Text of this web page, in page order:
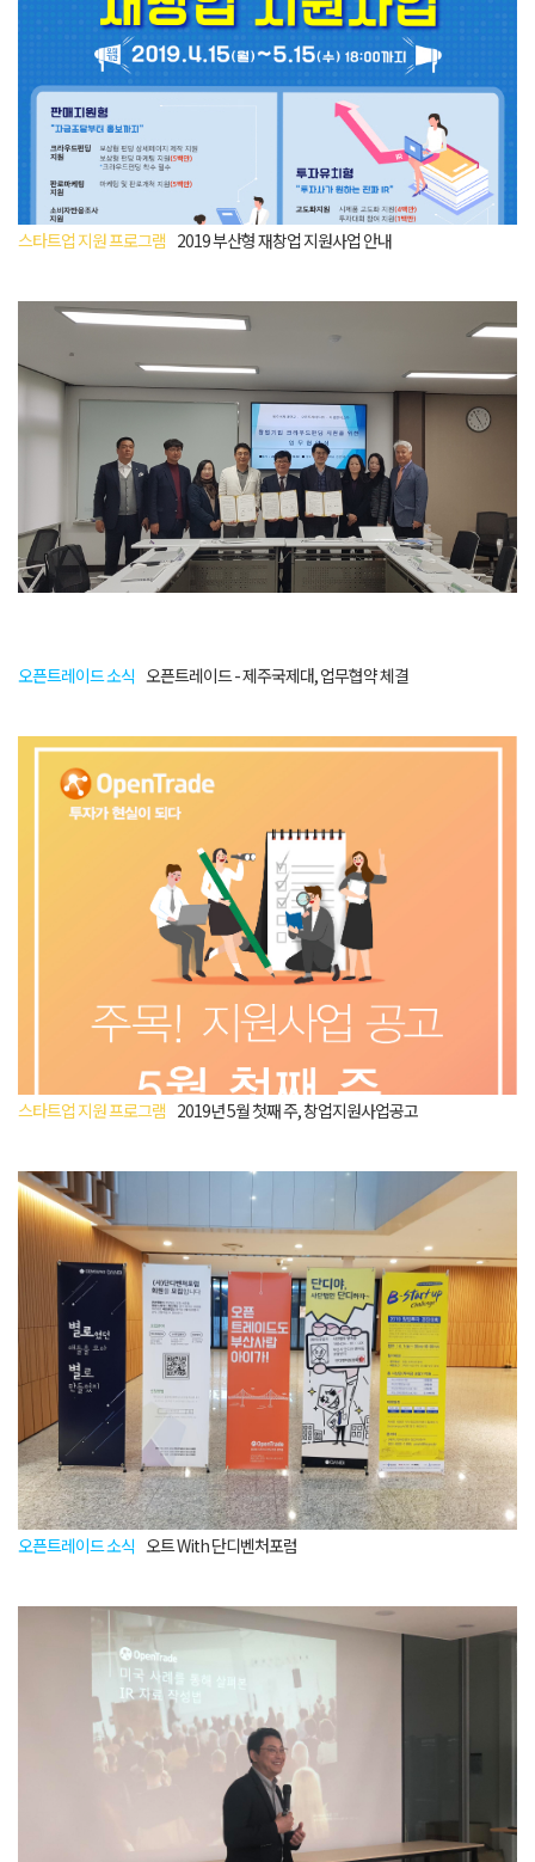
스타트업 지원 프로그램 2019 부산형 재창업 지원사업 안내
오픈트레이드 소식 오픈트레이드 - 제주국제대, 업무협약 체결
스타트업 지원 프로그램 2019년 5월 첫째 주, 창업지원사업공고
오픈트레이드 소식 오트 With 단디벤처포럼